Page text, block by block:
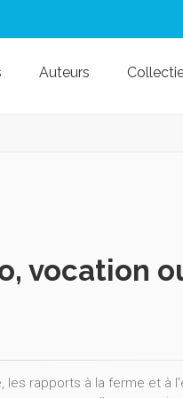
Auteurs
vocation
les rapports à la ferme et à